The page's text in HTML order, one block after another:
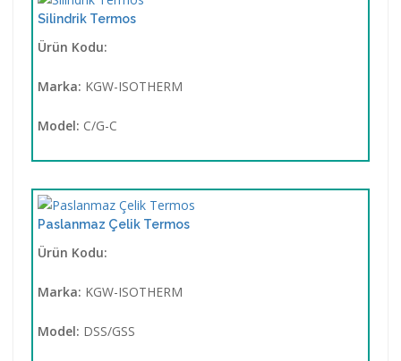
Silindrik Termos
Ürün Kodu:
Marka: KGW-ISOTHERM
Model: C/G-C
Paslanmaz Çelik Termos
Ürün Kodu:
Marka: KGW-ISOTHERM
Model: DSS/GSS